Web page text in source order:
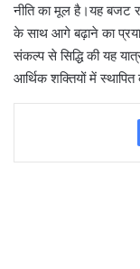
नीति का मूल है।यह बजट
के साथ आगे बढ़ाने का
संकल्प से सिद्धि की यह
आर्थिक शक्तियों में स्थापित